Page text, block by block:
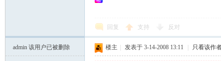
回复 支持 反对
admin 该用户已被删除 楼主 发表于 3-14-2008 13:11 只看该作